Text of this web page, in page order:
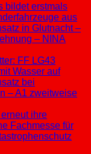
bildet erstmals
aus
in Glutnacht –
– NINA
FF LG43
Wasser auf
bei
– A1 zweitweise
ihre
Fachmesse für